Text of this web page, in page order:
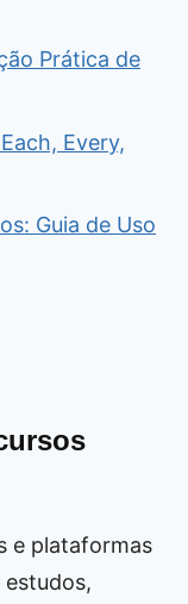
Prática de
Every,
Guia de Uso
e plataformas